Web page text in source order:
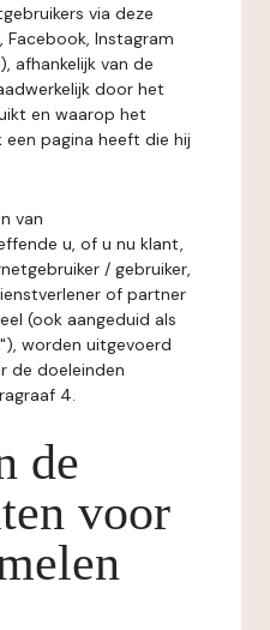
via deze
Instagram
afhankelijk van de
door het
en waarop het
pagina heeft die hij
van
u, of u nu klant,
/ gebruiker,
of partner
(ook aangeduid als
worden uitgevoerd
de doeleinden
4.
de
voor